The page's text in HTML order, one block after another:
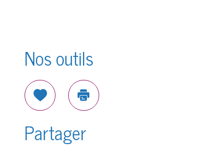
Nos outils
SélectionnerImprimer
Partager